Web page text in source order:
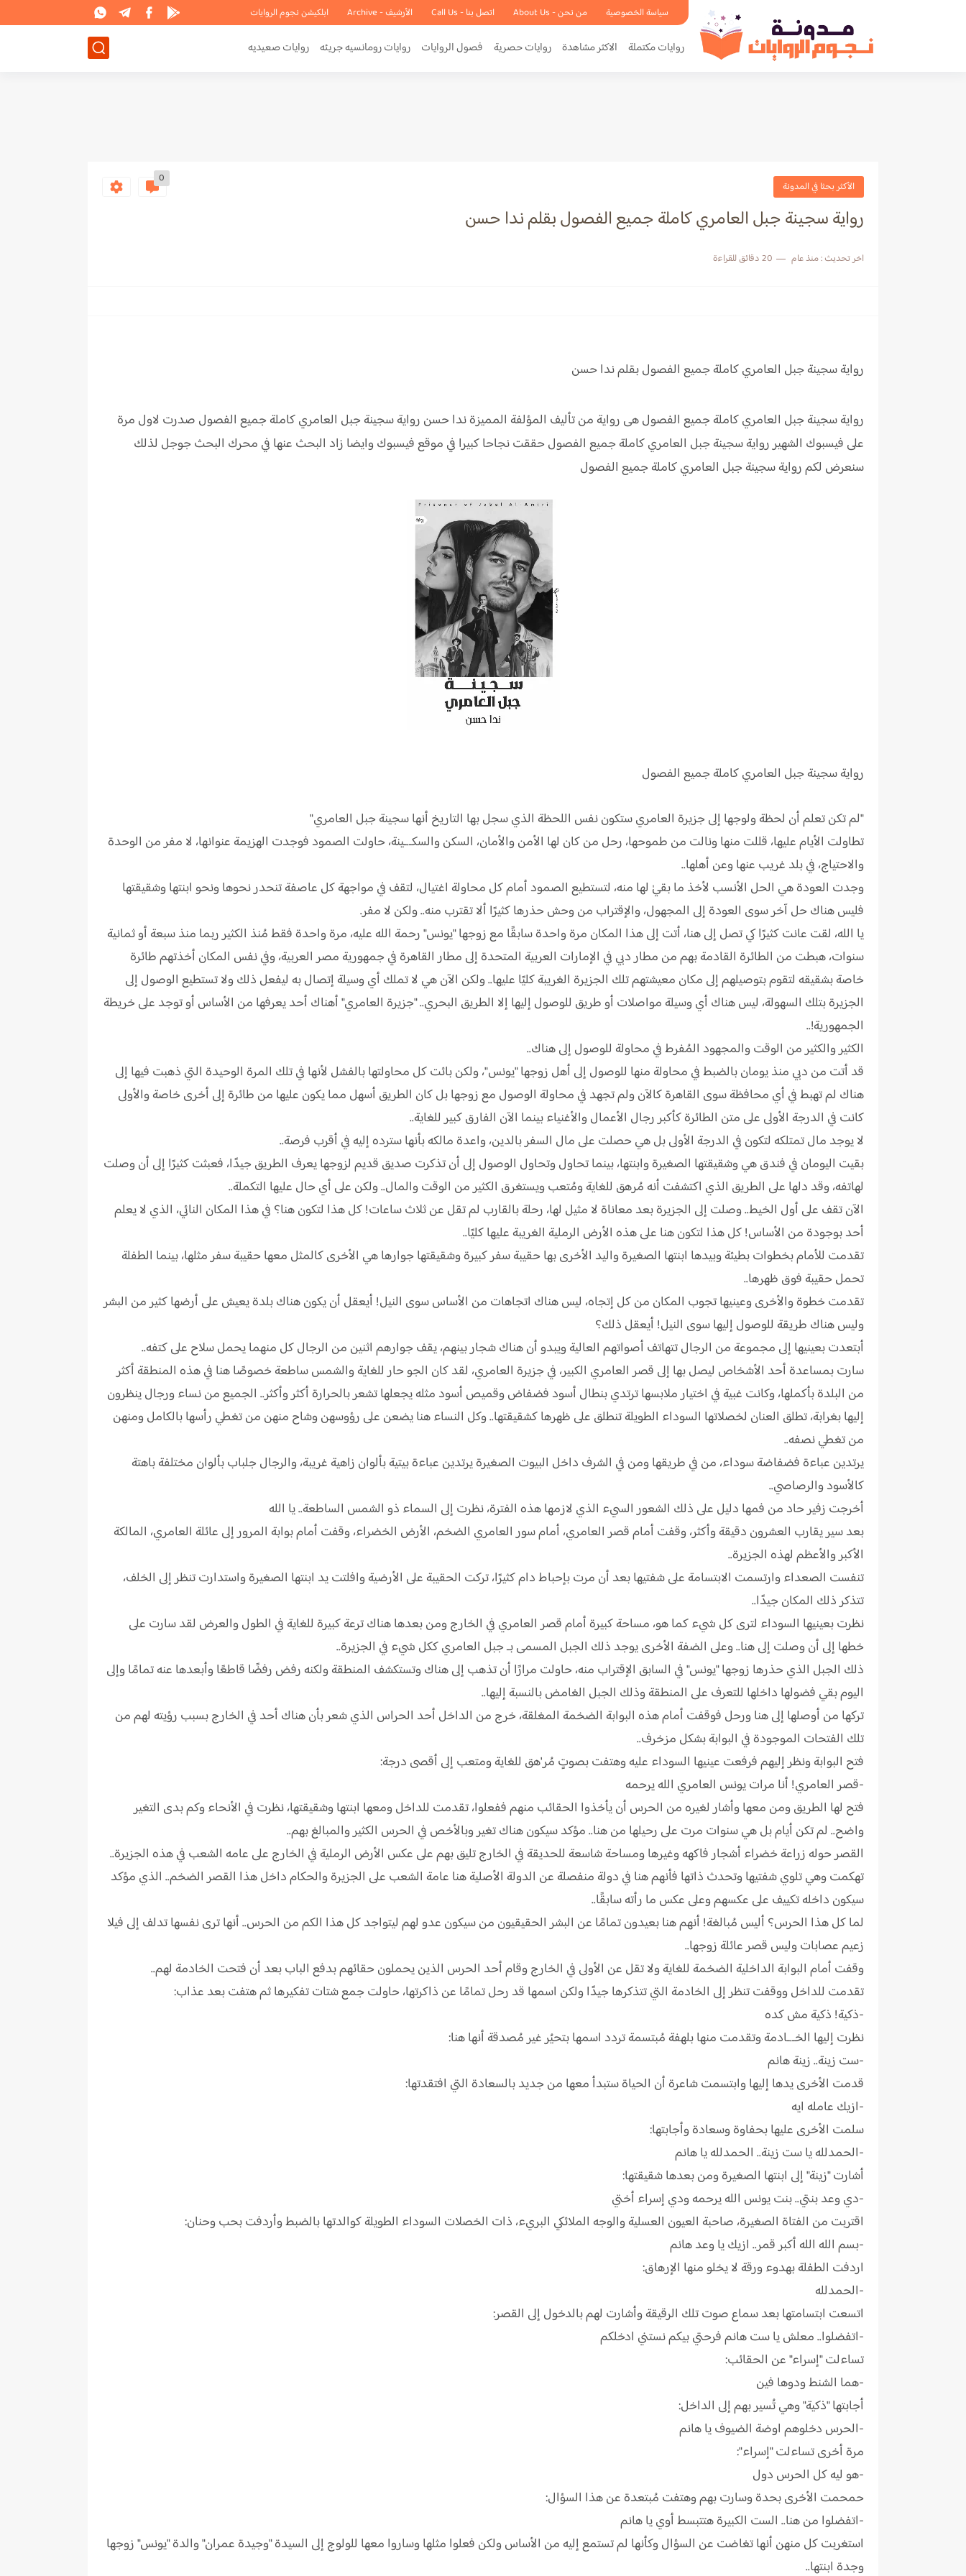
سياسة الخصوصية من نحن - About Us اتصل بنا - Call Us الأرشيف - Archive ابلكيشن نجوم الروايات
روايات مكتملة الاكثر مشاهدة روايات حصرية فصول الروايات روايات رومانسيه جريئه روايات صعيديه
الأكثر بحثا في المدونة
0
رواية سجينة جبل العامري كاملة جميع الفصول بقلم ندا حسن
اخر تحديث :منذ عام 20 دقائق للقراءة
رواية سجينة جبل العامريكاملة جميع الفصول بقلم ندا حسن
رواية سجينة جبل العامري كاملة جميع الفصول هى رواية من تأليف المؤلفة المميزة ندا حسن رواية سجينة جبل العامري كاملة جميع الفصول صدرت لاول مرة
على فيسبوك الشهير رواية سجينة جبل العامري كاملة جميع الفصول حققت نجاحا كبيرا في موقع فيسبوك وايضا زاد البحث عنها في محرك البحث جوجل لذلك
سنعرض لكم رواية سجينة جبل العامري كاملة جميع الفصول
روايةسجينة جبل العامري كاملة جميع الفصول
"لم تكن تعلم أن لحظة ولوجها إلى جزيرة العامري ستكون نفس اللحظة الذي سجل بها التاريخ أنها سجينة جبل العامري"
تطاولت الأيام عليها، قللت منها ونالت من طموحها، رحل من كان لها الأمن والأمان، السكن والسكـ.ـينة، حاولت الصمود فوجدت الهزيمة عنوانها، لا مفر من الوحدة
والاحتياج، في بلد غريب عنها وعن أهلها..
وجدت العودة هي الحل الأنسب لأخذ ما بقيٰ لها منه، لتستطيع الصمود أمام كل محاولة اغتيال، لتقف في مواجهة كل عاصفة تنحدر نحوها ونحو ابنتها وشقيقتها
فليس هناك حل آخر سوى العودة إلى المجهول، والإقتراب من وحش حذرها كثيرًا ألا تقترب منه.. ولكن لا مفر.
يا الله، لقت عانت كثيرًا كي تصل إلى هنا، أتت إلى هذا المكان مرة واحدة سابقًا مع زوجها "يونس" رحمة الله عليه، مرة واحدة فقط مُنذ الكثير ربما منذ سبعة أو ثمانية
سنوات، هبطت من الطائرة القادمة بهم من مطار دبي في الإمارات العربية المتحدة إلى مطار القاهرة في جمهورية مصر العربية، وفي نفس المكان أخذتهم طائرة
خاصة بشقيقه لتقوم بتوصيلهم إلى مكان معيشتهم تلك الجزيرة الغريبة كليًا عليها.. ولكن الآن هي لا تملك أي وسيلة إتصال به ليفعل ذلك ولا تستطيع الوصول إلى
الجزيرة بتلك السهولة، ليس هناك أي وسيلة مواصلات أو طريق للوصول إليها إلا الطريق البحري.. "جزيرة العامري" أهناك أحد يعرفها من الأساس أو توجد على خريطة
الجمهورية!..
الكثير والكثير من الوقت والمجهود المُفرط في محاولة للوصول إلى هناك..
قد أتت من دبي منذ يومان بالضبط في محاولة منها للوصول إلى أهل زوجها "يونس"، ولكن بائت كل محاولتها بالفشل لأنها في تلك المرة الوحيدة التي ذهبت فيها إلى
هناك لم تهبط في أي محافظة سوى القاهرة كالآن ولم تجهد في محاولة الوصول مع زوجها بل كان الطريق أسهل مما يكون عليها من طائرة إلى أخرى خاصة والأولى
كانت في الدرجة الأولى على متن الطائرة كأكبر رجال الأعمال والأغنياء بينما الآن الفارق كبير للغاية..
لا يوجد مال تمتلكه لتكون في الدرجة الأولى بل هي حصلت على مال السفر بالدين، واعدة مالكه بأنها سترده إليه في أقرب فرصة..
بقيت اليومان في فندق هي وشقيقتها الصغيرة وابنتها، بينما تحاول وتحاول الوصول إلى أن تذكرت صديق قديم لزوجها يعرف الطريق جيدًا، فعبثت كثيرًا إلى أن وصلت
لهاتفه، وقد دلها على الطريق الذي اكتشفت أنه مُرهق للغاية ومُتعب ويستغرق الكثير من الوقت والمال.. ولكن على أي حال عليها التكملة..
الآن تقف على أول الخيط.. وصلت إلى الجزيرة بعد معاناة لا مثيل لها، رحلة بالقارب لم تقل عن ثلاث ساعات! كل هذا لتكون هنا؟ في هذا المكان النائي، الذي لا يعلم
أحد بوجودة من الأساس! كل هذا لتكون هنا على هذه الأرض الرملية الغريبة عليها كليًا..
تقدمت للأمام بخطوات بطيئة وبيدها ابنتها الصغيرة واليد الأخرى بها حقيبة سفر كبيرة وشقيقتها جوارها هي الأخرى كالمثل معها حقيبة سفر مثلها، بينما الطفلة
تحمل حقيبة فوق ظهرها..
تقدمت خطوة والأخرى وعينيها تجوب المكان من كل إتجاه، ليس هناك اتجاهات من الأساس سوى النيل! أيعقل أن يكون هناك بلدة يعيش على أرضها كثير من البشر
وليس هناك طريقة للوصول إليها سوى النيل! أيعقل ذلك؟
أبتعدت بعينيها إلى مجموعة من الرجال تتهاتف أصواتهم العالية ويبدو أن هناك شجار بينهم، يقف جوارهم اثنين من الرجال كل منهما يحمل سلاح على كتفه..
سارت بمساعدة أحد الأشخاص ليصل بها إلى قصر العامري الكبير، في جزيرة العامري، لقد كان الجو حار للغاية والشمس ساطعة خصوصًا هنا في هذه المنطقة أكثر
من البلدة بأكملها، وكانت غبية في اختيار ملابسها ترتدي بنطال أسود فضفاض وقميص أسود مثله يجعلها تشعر بالحرارة أكثر وأكثر.. الجميع من نساء ورجال ينظرون
إليها بغرابة، تطلق العنان لخصلاتها السوداء الطويلة تنطلق على ظهرها كشقيقتها.. وكل النساء هنا يضعن على رؤوسهن وشاح منهن من تغطي رأسها بالكامل ومنهن
من تغطي نصفه..
يرتدين عباءة فضفاضة سوداء، من في طريقها ومن في الشرف داخل البيوت الصغيرة يرتدين عباءة بيتية بألوان زاهية غريبة، والرجال جلباب بألوان مختلفة باهتة
كالأسود والرصاصي..
أخرجت زفير حاد من فمها دليل على ذلك الشعور السيء الذي لازمها هذه الفترة، نظرت إلى السماء ذو الشمس الساطعة.. يا الله
بعد سير يقارب العشرون دقيقة وأكثر، وقفت أمام قصر العامري، أمام سور العامري الضخم، الأرض الخضراء، وقفت أمام بوابة المرور إلى عائلة العامري، المالكة
الأكبر والأعظم لهذه الجزيرة..
تنفست الصعداء وارتسمت الابتسامة على شفتيها بعد أن مرت بإحباط دام كثيرًا، تركت الحقيبة على الأرضية وافلتت يد ابنتها الصغيرة واستدارت تنظر إلى الخلف،
تتذكر ذلك المكان جيدًا..
نظرت بعينيها السوداء لترى كل شيء كما هو، مساحة كبيرة أمام قصر العامري في الخارج ومن بعدها هناك ترعة كبيرة للغاية في الطول والعرض لقد سارت على
خطها إلى أن وصلت إلى هنا.. وعلى الضفة الأخرى يوجد ذلك الجبل المسمى بـ جبل العامري ككل شيء في الجزيرة..
ذلك الجبل الذي حذرها زوجها "يونس" في السابق الإقتراب منه، حاولت مرارًا أن تذهب إلى هناك وتستكشف المنطقة ولكنه رفض رفضًا قاطعًا وأبعدها عنه تمامًا وإلى
اليوم بقي فضولها داخلها للتعرف على المنطقة وذلك الجبل الغامض بالنسبة إليها..
تركها من أوصلها إلى هنا ورحل فوقفت أمام هذه البوابة الضخمة المغلقة، خرج من الداخل أحد الحراس الذي شعر بأن هناك أحد في الخارج بسبب رؤيته لهم من
تلك الفتحات الموجودة في البوابة بشكل مزخرف..
فتح البوابة ونظر إليهم فرفعت عينيها السوداء عليه وهتفت بصوتٍ مُر'هق للغاية ومتعب إلى أقصى درجة:
-قصر العامري! أنا مرات يونس العامري الله يرحمه
فتح لها الطريق ومن معها وأشار لغيره من الحرس أن يأخذوا الحقائب منهم ففعلوا، تقدمت للداخل ومعها ابنتها وشقيقتها، نظرت في الأنحاء وكم بدى التغير
واضح.. لم تكن أيام بل هي سنوات مرت على رحيلها من هنا.. مؤكد سيكون هناك تغير وبالأخص في الحرس الكثير والمبالغ بهم..
القصر حوله زراعة خضراء أشجار فاكهه وغيرها ومساحة شاسعة للحديقة في الخارج تليق بهم على عكس الأرض الرملية في الخارج على عامه الشعب في هذه الجزيرة..
تهكمت وهي تلوي شفتيها وتحدث ذاتها فأنهم هنا في دولة منفصلة عن الدولة الأصلية هنا عامة الشعب على الجزيرة والحكام داخل هذا القصر الضخم.. الذي مؤكد
سيكون داخله تكييف على عكسهم وعلى عكس ما رأته سابقًا..
لما كل هذا الحرس؟ أليس مُبالغة! أنهم هنا بعيدون تمامًا عن البشر الحقيقيون من سيكون عدو لهم ليتواجد كل هذا الكم من الحرس.. أنها ترى نفسها تدلف إلى فيلا
زعيم عصابات وليس قصر عائلة زوجها..
وقفت أمام البوابة الداخلية الضخمة للغاية ولا تقل عن الأولى في الخارج وقام أحد الحرس الذين يحملون حقائهم بدفع الباب بعد أن فتحت الخادمة لهم..
تقدمت للداخل ووقفت تنظر إلى الخادمة التي تتذكرها جيدًا ولكن اسمها قد رحل تمامًا عن ذاكرتها، حاولت جمع شتات تفكيرها ثم هتفت بعد عذاب:
-ذكية! ذكية مش كده
نظرت إليها الخـ.ـادمة وتقدمت منها بلهفة مُبتسمة تردد اسمها بتحيُر غير مُصدقة أنها هنا:
-ست زينة.. زينة هانم
قدمت الأخرى يدها إليها وابتسمت شاعرة أن الحياة ستبدأ معها من جديد بالسعادة التي افتقدتها:
-ازيك عامله ايه
سلمت الأخرى عليها بحفاوة وسعادة وأجابتها:
-الحمدلله يا ست زينة.. الحمدلله يا هانم
أشارت "زينة" إلى ابنتها الصغيرة ومن بعدها شقيقتها:
-دي وعد بنتي.. بنت يونس الله يرحمه ودي إسراء أختي
اقتربت من الفتاة الصغيرة، صاحبة العيون العسلية والوجه الملائكي البريء، ذات الخصلات السوداء الطويلة كوالدتها بالضبط وأردفت بحب وحنان:
-بسم الله الله أكبر قمر.. ازيك يا وعد هانم
اردفت الطفلة بهدوء ورقة لا يخلو منها الإرهاق:
-الحمدلله
اتسعت ابتسامتها بعد سماع صوت تلك الرقيقة وأشارت لهم بالدخول إلى القصر:
-اتفضلوا.. معلش يا ست هانم فرحتي بيكم نستني ادخلكم
تساءلت "إسراء" عن الحقائب:
-هما الشنط ودوها فين
أجابتها "ذكية" وهي تُسير بهم إلى الداخل:
-الحرس دخلوهم اوضة الضيوف يا هانم
مرة أخرى تساءلت "إسراء":
-هو ليه كل الحرس دول
حمحمت الأخرى بحدة وسارت بهم وهتفت مُبتعدة عن هذا السؤال:
-اتفضلوا من هنا.. الست الكبيرة هتتبسط أوي يا هانم
استغربت كل منهن أنها تغاضت عن السؤال وكأنها لم تستمع إليه من الأساس ولكن فعلوا مثلها وساروا معها للولوج إلى السيدة "وجيدة عمران" والدة "يونس" زوجها
وجدة ابنتها..